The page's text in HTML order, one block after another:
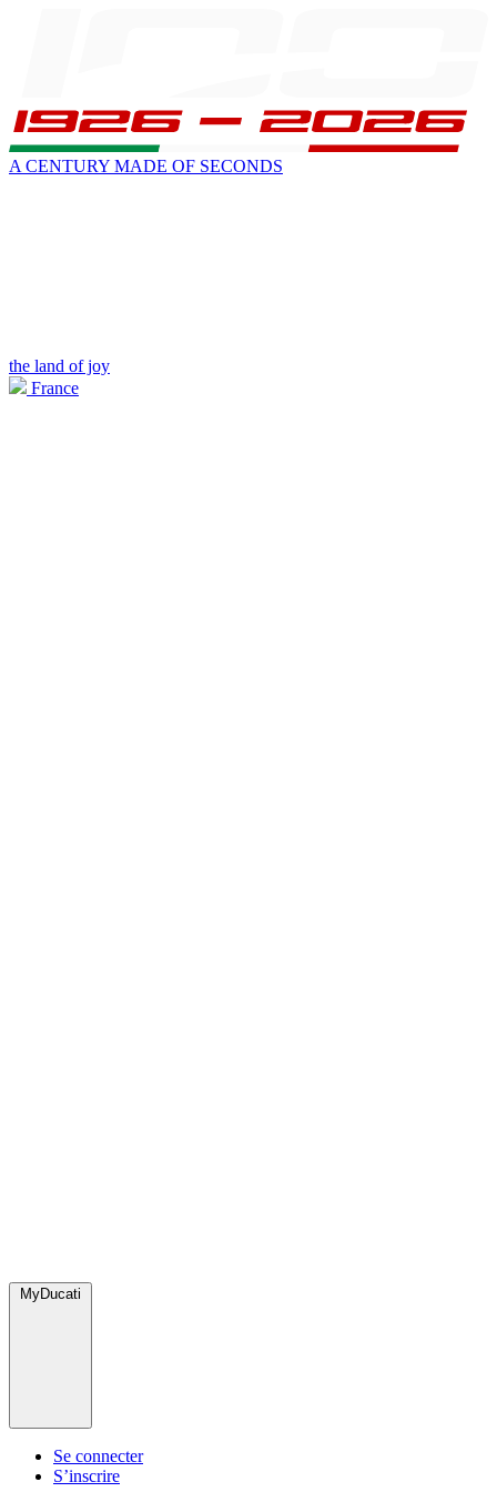
A CENTURY MADE OF SECONDS
the land of joy
France
MyDucati
Se connecter
S’inscrire